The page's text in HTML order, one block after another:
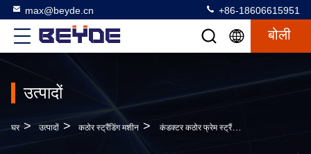
max@beyde.cn +86-18606615951
बोली
उत्पादों
घर > उत्पादों > कठोर स्ट्रैंडिंग मशीन > कंडक्टर कठोर फ्रेम स्ट्रैंडिंग मशीन 1000 मिलीमीटर केंद्रीय ऊंचाई